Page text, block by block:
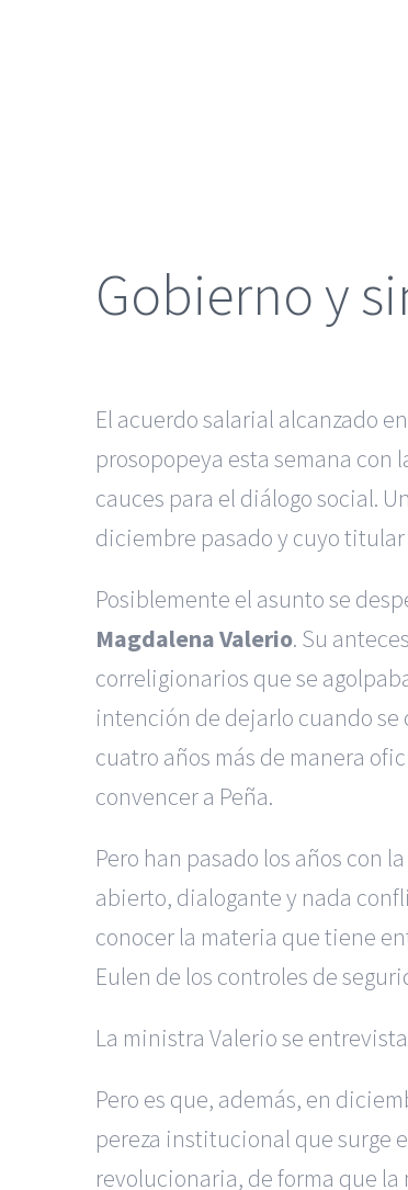
Gobierno y
El acuerdo salarial alcanzado
prosopopeya esta semana con
cauces para el diálogo social.
diciembre pasado y cuyo titular
Posiblemente el asunto se
Magdalena Valerio. Su
correligionarios que se
intención de dejarlo cuando se
cuatro años más de manera
convencer a Peña.
Pero han pasado los años con
abierto, dialogante y nada
conocer la materia que tiene
Eulen de los controles de
La ministra Valerio se
Pero es que, además, en
pereza institucional que surge
revolucionaria, de forma que